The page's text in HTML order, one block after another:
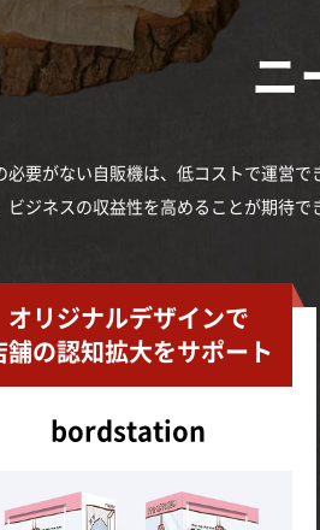
ニ
必要がない自販機は、低コストで運営
ビジネスの収益性を高めることが期待
オリジナルデザインで
舗の認知拡大をサポート
bordstation